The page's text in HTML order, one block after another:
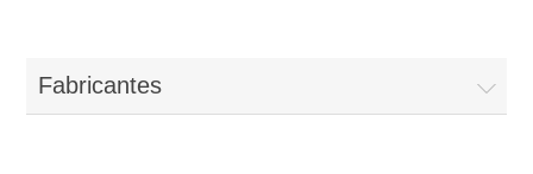
Fabricantes